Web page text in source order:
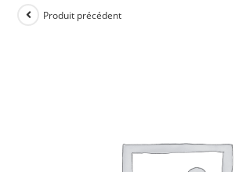
Produit précédent